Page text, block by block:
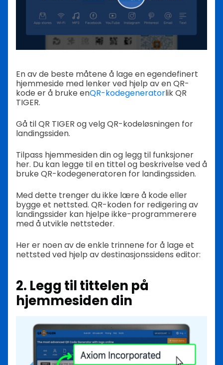
En av de beste måtene å lage en egendefinert
hjemmeside med lenker ved hjelp av en QR-
kode er å bruke enQR-kodegeneratorlik QR
TIGER.
Gå til QR TIGER og velg QR-kodeløsningen for
landingssiden.
Tilpass hjemmesiden din og legg til funksjoner
her. Du kan legge til en tittel og beskrivelse ved å
bruke QR-kodegeneratoren for landingssiden.
Med dette trenger du ikke lære å kode eller
bygge et nettsted. QR-koden for redigering av
landingssider kan hjelpe ikke-programmerere
med å utvikle nettsteder.
Her er noen av de enkle trinnene for å lage et
nettsted ved hjelp av destinasjonssidens editor:
2. Legg til tittelen på
hjemmesiden din